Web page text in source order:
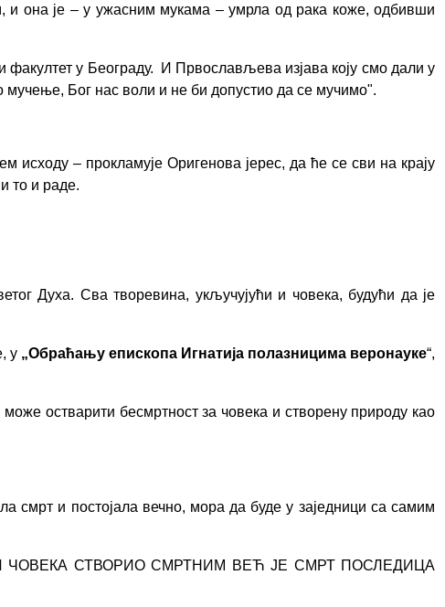
она је – у ужасним мукама – умрла од рака коже, одбивши
факултет у Београду.
И Првослављева изјава коју смо дали у
мучење, Бог нас воли и не би допустио да се мучимо".
исходу – прокламује Оригенова јерес, да ће се сви на крају
то и раде.
Духа. Сва творевина, укључујући и човека, будући да је
у„Обраћањуепископа Игнатија полазницима веронауке“,
остварити бесмртност за човека и створену природу као
и постојала вечно, мора да буде у заједници са самим
ЧОВЕКА СТВОРИО СМРТНИМ ВЕЋ ЈЕ СМРТ ПОСЛЕДИЦА